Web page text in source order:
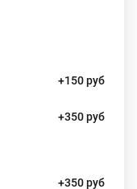
+150 руб
+350 руб
+350 руб